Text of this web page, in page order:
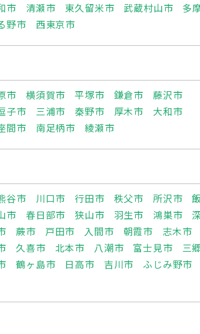
市 清瀬市 東久留米市 武蔵村山市
多
野市 西東京市
市 横須賀市 平塚市 鎌倉市
藤沢市
子市 三浦市 秦野市 厚木市
大和市
間市 南足柄市 綾瀬市
谷市 川口市 行田市 秩父市 所沢市
市 春日部市 狭山市 羽生市 鴻巣市
蕨市 戸田市 入間市 朝霞市
志木市
久喜市 北本市 八潮市 富士見市
三
鶴ヶ島市 日高市 吉川市
ふじみ野市